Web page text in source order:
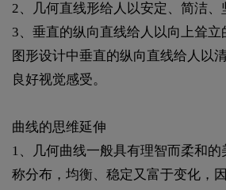
2、几何直线形给人以安定、简洁、
3、垂直的纵向直线给人以向上耸
图形设计中垂直的纵向直线给人以
良好视觉感受。
曲线的思维延伸
1、几何曲线一般具有理智而柔和
称分布，均衡、稳定又富于变化，